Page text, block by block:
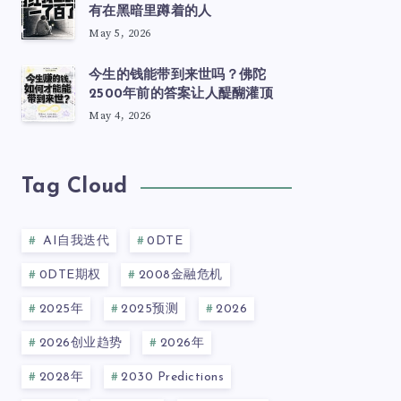
有在黑暗里蹲着的人
May 5, 2026
今生的钱能带到来世吗？佛陀
2500年前的答案让人醍醐灌顶
May 4, 2026
Tag Cloud
AI自我迭代 0DTE
0DTE期权 2008金融危机
2025年 2025预测 2026
2026创业趋势 2026年
2028年 2030 Predictions